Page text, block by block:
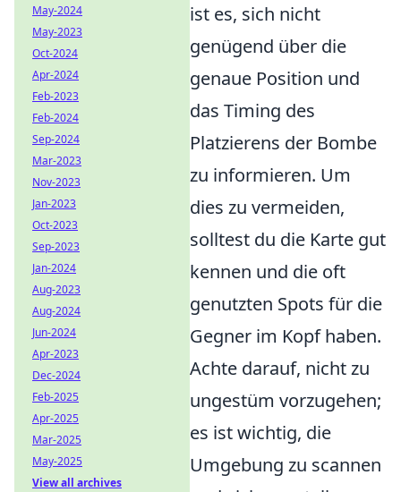
ist es, sich nicht
genügend über die
genaue Position und
das Timing des
Platzierens der Bombe
zu informieren. Um
dies zu vermeiden,
solltest du die Karte gut
kennen und die oft
genutzten Spots für die
Gegner im Kopf haben.
Achte darauf, nicht zu
ungestüm vorzugehen;
es ist wichtig, die
Umgebung zu scannen
May-2024
May-2023
Oct-2024
Apr-2024
Feb-2023
Feb-2024
Sep-2024
Mar-2023
Nov-2023
Jan-2023
Oct-2023
Sep-2023
Jan-2024
Aug-2023
Aug-2024
Jun-2024
Apr-2023
Dec-2024
Feb-2025
Apr-2025
Mar-2025
May-2025
View all archives